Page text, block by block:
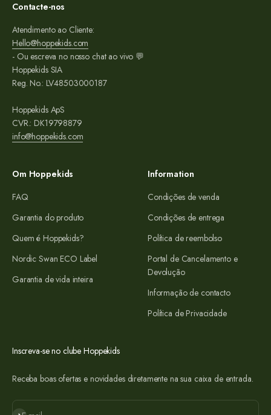
Contacte-nos
Atendimento ao Cliente:
Hello@hoppekids.com
- Ou escreva no nosso chat ao vivo 💬
Hoppekids SIA
Reg. No.: LV48503000187
Hoppekids ApS
CVR.: DK19798879
info@hoppekids.com
Om Hoppekids
FAQ
Garantia do produto
Quem é Hoppekids?
Nordic Swan ECO Label
Garantia de vida inteira
Information
Condições de venda
Condições de entrega
Política de reembolso
Portal de Cancelamento e
Devolução
Informação de contacto
Política de Privacidade
Inscreva-se no clube Hoppekids
Receba boas ofertas e novidades diretamente na sua caixa de entrada.